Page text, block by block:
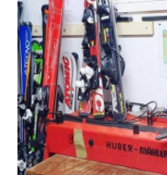
Skilift
Kontakt
Skibörse-Partner